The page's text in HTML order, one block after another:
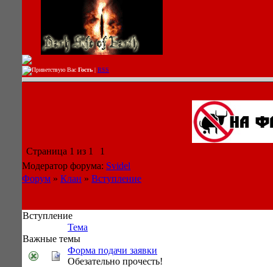
Приветствую Вас Гость | RSS
Страница 1 из 1
1
Модератор форума: Svidel
Форум » Клан » Вступление
Вступление
Тема
Важные темы
Форма подачи заявки
Обезательно прочесть!